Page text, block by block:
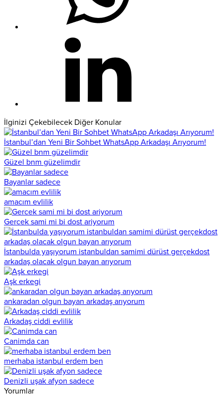
İlginizi Çekebilecek Diğer Konular
İstanbul’dan Yeni Bir Sohbet WhatsApp Arkadaşı Arıyorum!
Güzel bnm güzelimdir
Bayanlar sadece
amacım evlilik
Gercek sami mi bi dost ariyorum
İstanbulda yaşıyorum istanbuldan samimi dürüst gerçekdost
arkadaş olacak olgun bayan arıyorum
Aşk erkegi
ankaradan olgun bayan arkadaş arıyorum
Arkadaş ciddi evlilik
Canimda can
merhaba istanbul erdem ben
Denizli uşak afyon sadece
Yorumlar